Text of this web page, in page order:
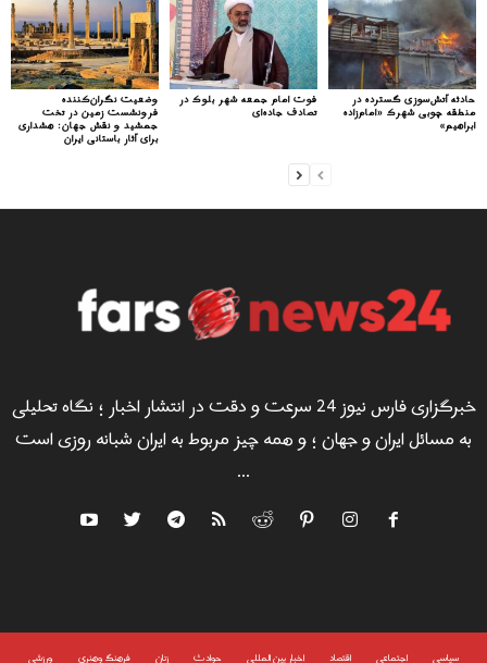
وضعیت نگران‌کننده
فرونشست زمین در تخت
جمشید و نقش جهان: هشداری
برای آثار باستانی ایران
فوت امام جمعه شهر بلوک در
تصادف جاده‌ای
حادثه آتش‌سوزی گسترده در
منطقه چوبی شهرک «امام‌زاده
ابراهیم»
خبرگزاری فارس نیوز 24 سرعت و دقت در انتشار اخبار ؛ نگاه تحلیلی
به مسائل ایران و جهان ؛ و همه چیز مربوط به ایران شبانه روزی است
...
سياسى اجتماعی اقتصاد اخبار بین المللی حوادث زنان فرهنگ وهنری ورزشی